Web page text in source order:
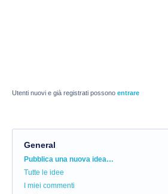
Utenti nuovi e già registrati possono entrare
General
Categorie
Pubblica una nuova idea…
Tutte le idee
I miei commenti